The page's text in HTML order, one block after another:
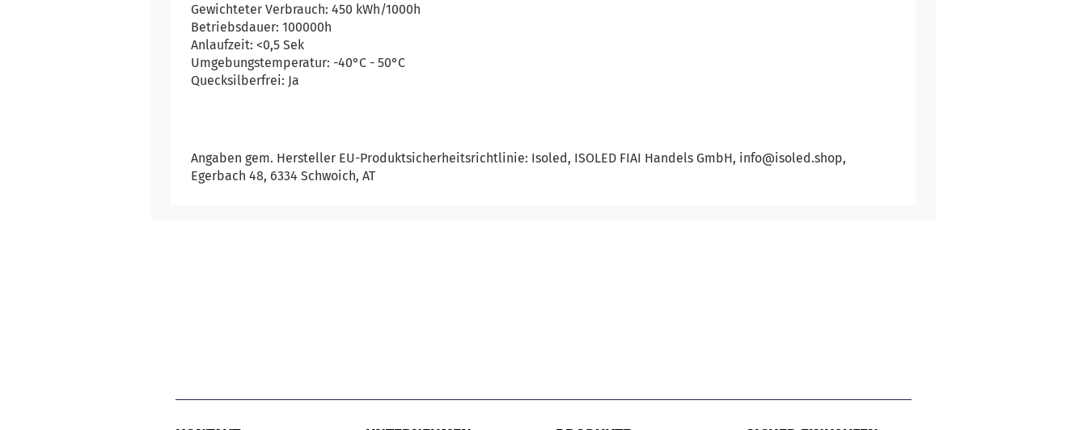
Gewichteter Verbrauch: 450 kWh/1000h
Betriebsdauer: 100000h
Anlaufzeit: <0,5 Sek
Umgebungstemperatur: -40°C - 50°C
Quecksilberfrei: Ja
Angaben gem. Hersteller EU-Produktsicherheitsrichtlinie: Isoled, ISOLED FIAI Handels GmbH, info@isoled.shop,
Egerbach 48, 6334 Schwoich, AT